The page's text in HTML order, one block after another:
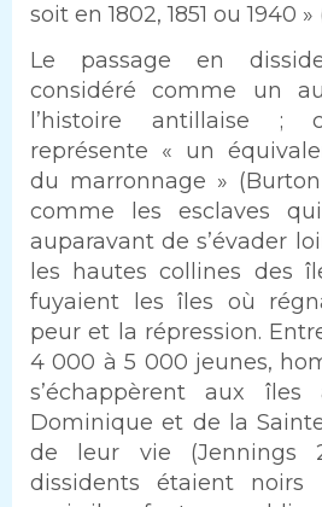
soit en 1802, 1851 ou 1940
Le passage en
considéré comme un
l’histoire antillaise ;
représente « un
du marronnage »
comme les esclaves
auparavant de s’évader
les hautes collines des
fuyaient les îles où
peur et la répression.
4 000 à 5 000 jeunes,
s’échappèrent aux
Dominique et de la
de leur vie (Jennings
dissidents étaient